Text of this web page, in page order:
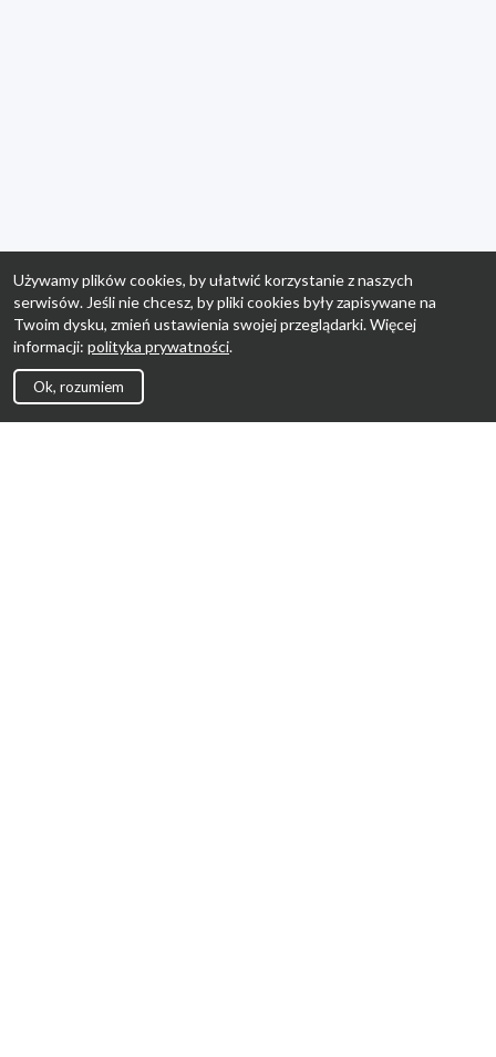
Używamy plików cookies, by ułatwić korzystanie z naszych
serwisów. Jeśli nie chcesz, by pliki cookies były zapisywane na
Twoim dysku, zmień ustawienia swojej przeglądarki. Więcej
informacji: polityka prywatności.
Ok, rozumiem